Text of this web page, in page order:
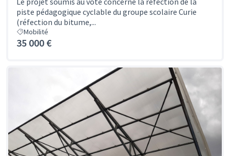
piste pédagogique cyclable du groupe scolaire Curie
(réfection du bitume,...
Mobilité
35 000 €